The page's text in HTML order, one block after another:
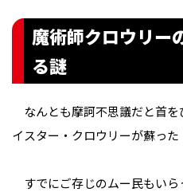
魔術師クロウリ
る謎
なんとも摩訶不思議だと首を
イスター・クロウリーが蘇った
すでにご存じのムー民もいら